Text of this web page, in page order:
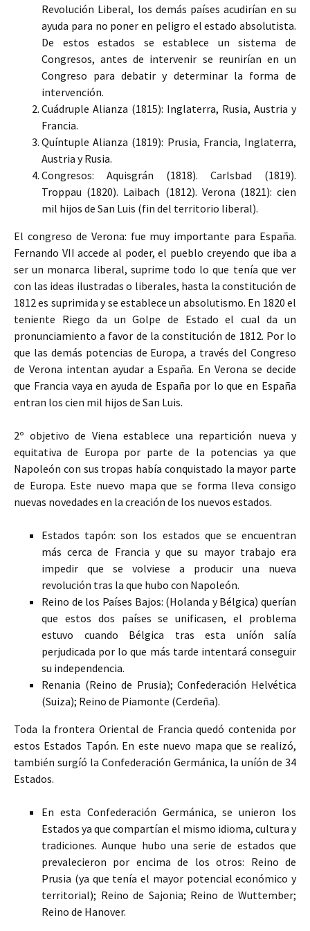
Revolución Liberal, los demás países acudirían en su
ayuda para no poner en peligro el estado absolutista.
De estos estados se establece un sistema de
Congresos, antes de intervenir se reunirían en un
Congreso para debatir y determinar la forma de
intervención.
Cuádruple Alianza (1815): Inglaterra, Rusia, Austria y
Francia.
Quíntuple Alianza (1819): Prusia, Francia, Inglaterra,
Austria y Rusia.
Congresos: Aquisgrán (1818). Carlsbad (1819).
Troppau (1820). Laibach (1812). Verona (1821): cien
mil hijos de San Luis (fin del territorio liberal).
El congreso de Verona: fue muy importante para España.
Fernando VII accede al poder, el pueblo creyendo que iba a
ser un monarca liberal, suprime todo lo que tenía que ver
con las ideas ilustradas o liberales, hasta la constitución de
1812 es suprimida y se establece un absolutismo. En 1820 el
teniente Riego da un Golpe de Estado el cual da un
pronunciamiento a favor de la constitución de 1812. Por lo
que las demás potencias de Europa, a través del Congreso
de Verona intentan ayudar a España. En Verona se decide
que Francia vaya en ayuda de España por lo que en España
entran los cien mil hijos de San Luis.
2º objetivo de Viena establece una repartición nueva y
equitativa de Europa por parte de la potencias ya que
Napoleón con sus tropas había conquistado la mayor parte
de Europa. Este nuevo mapa que se forma lleva consigo
nuevas novedades en la creación de los nuevos estados.
Estados tapón: son los estados que se encuentran
más cerca de Francia y que su mayor trabajo era
impedir que se volviese a producir una nueva
revolución tras la que hubo con Napoleón.
Reino de los Países Bajos: (Holanda y Bélgica) querían
que estos dos países se unificasen, el problema
estuvo cuando Bélgica tras esta uníón salía
perjudicada por lo que más tarde intentará conseguir
su independencia.
Renania (Reino de Prusia); Confederación Helvética
(Suiza); Reino de Piamonte (Cerdeña).
Toda la frontera Oriental de Francia quedó contenida por
estos Estados Tapón. En este nuevo mapa que se realizó,
también surgíó la Confederación Germánica, la uníón de 34
Estados.
En esta Confederación Germánica, se unieron los
Estados ya que compartían el mismo idioma, cultura y
tradiciones. Aunque hubo una serie de estados que
prevalecieron por encima de los otros: Reino de
Prusia (ya que tenía el mayor potencial económico y
territorial); Reino de Sajonia; Reino de Wuttember;
Reino de Hanover.